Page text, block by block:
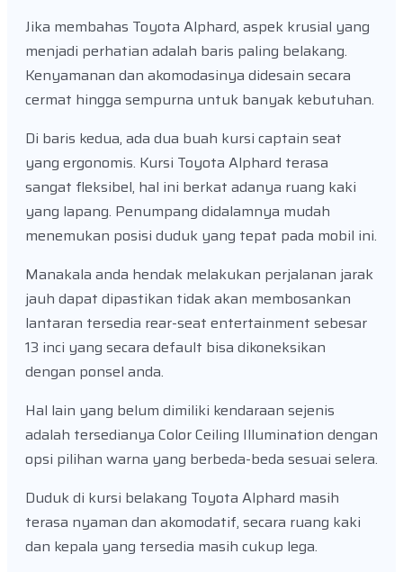
Jika membahas Toyota Alphard, aspek krusial yang
menjadi perhatian adalah baris paling belakang.
Kenyamanan dan akomodasinya didesain secara
cermat hingga sempurna untuk banyak kebutuhan.
Di baris kedua, ada dua buah kursi captain seat
yang ergonomis. Kursi Toyota Alphard terasa
sangat fleksibel, hal ini berkat adanya ruang kaki
yang lapang. Penumpang didalamnya mudah
menemukan posisi duduk yang tepat pada mobil ini.
Manakala anda hendak melakukan perjalanan jarak
jauh dapat dipastikan tidak akan membosankan
lantaran tersedia rear-seat entertainment sebesar
13 inci yang secara default bisa dikoneksikan
dengan ponsel anda.
Hal lain yang belum dimiliki kendaraan sejenis
adalah tersedianya Color Ceiling Illumination dengan
opsi pilihan warna yang berbeda-beda sesuai selera.
Duduk di kursi belakang Toyota Alphard masih
terasa nyaman dan akomodatif, secara ruang kaki
dan kepala yang tersedia masih cukup lega.